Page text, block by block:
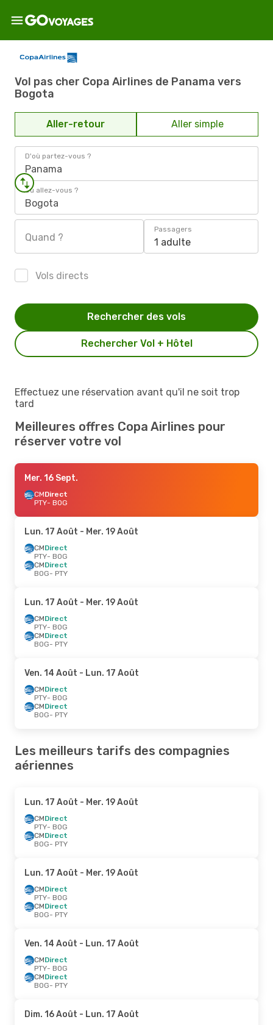
Vol pas cher Copa Airlines de Panama vers
Bogota
Aller-retour Aller simple
D'où partez-vous ?
Panama
Où allez-vous ?
Bogota
Quand ?
Passagers
1 adulte
Vols directs
Rechercher Vol + Hôtel
Rechercher des vols
Effectuez une réservation avant qu'il ne soit trop
tard
Meilleures offres Copa Airlines pour
réserver votre vol
Mer. 16 Sept.
CMDirect
PTY- BOG
Lun. 17 Août - Mer. 19 Août
CMDirect
PTY- BOG
CMDirect
BOG- PTY
Lun. 17 Août - Mer. 19 Août
CMDirect
PTY- BOG
CMDirect
BOG- PTY
Ven. 14 Août - Lun. 17 Août
CMDirect
PTY- BOG
CMDirect
BOG- PTY
Les meilleurs tarifs des compagnies
aériennes
Lun. 17 Août - Mer. 19 Août
CMDirect
PTY- BOG
CMDirect
BOG- PTY
Lun. 17 Août - Mer. 19 Août
CMDirect
PTY- BOG
CMDirect
BOG- PTY
Ven. 14 Août - Lun. 17 Août
CMDirect
PTY- BOG
CMDirect
BOG- PTY
Dim. 16 Août - Lun. 17 Août